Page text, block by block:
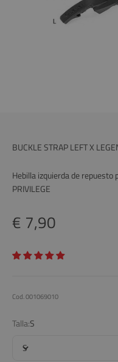
BUCKLE STRAP LEFT X
Hebilla izquierda de
PRIVILEGE
Precio
€ 7,90
Cod. 001069010
Talla:S
S